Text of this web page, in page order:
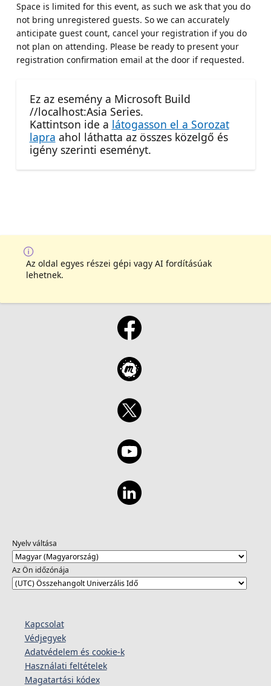
Space is limited for this event, as such we ask that you do
not bring unregistered guests. So we can accurately
anticipate guest count, cancel your registration if you do
not plan on attending. Please be ready to present your
registration confirmation email at the door if requested.
Ez az esemény a Microsoft Build
//localhost:Asia Series.
Kattintson ide a látogasson el a Sorozat
lapra ahol láthatta az összes közelgő és
igény szerinti eseményt.
Az oldal egyes részei gépi vagy AI fordításúak
lehetnek.
Nyelv váltása
Az Ön időzónája
Kapcsolat
Védjegyek
Adatvédelem és cookie-k
Használati feltételek
Magatartási kódex